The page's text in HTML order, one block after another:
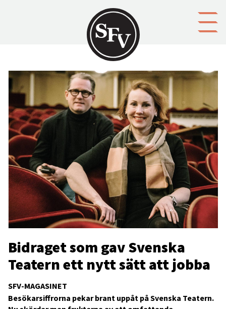
SFV-MAGASINET
Bidraget som gav Svenska
Teatern ett nytt sätt att jobba
Besökarsiffrorna pekar brant uppåt på Svenska Teatern.